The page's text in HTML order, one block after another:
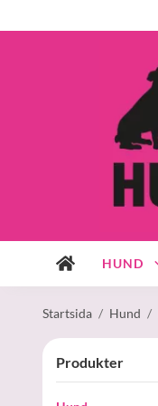
HUND
Startsida / Hund /
Produkter